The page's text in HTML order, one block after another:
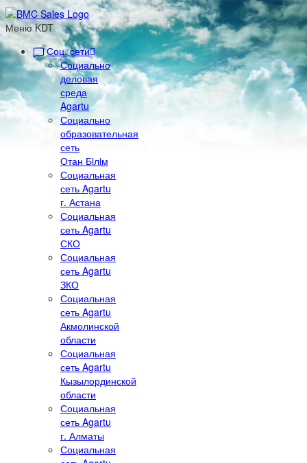
Меню KDT
Соц. сети
Социально
деловая
среда
Agartu
Социально
образовательная
сеть
Отан Бiлiм
Социальная
сеть Agartu
г. Астана
Социальная
сеть Agartu
СКО
Социальная
сеть Agartu
ЗКО
Социальная
сеть Agartu
Акмолинской
области
Социальная
сеть Agartu
Кызылординской
области
Социальная
сеть Agartu
г. Алматы
Социальная